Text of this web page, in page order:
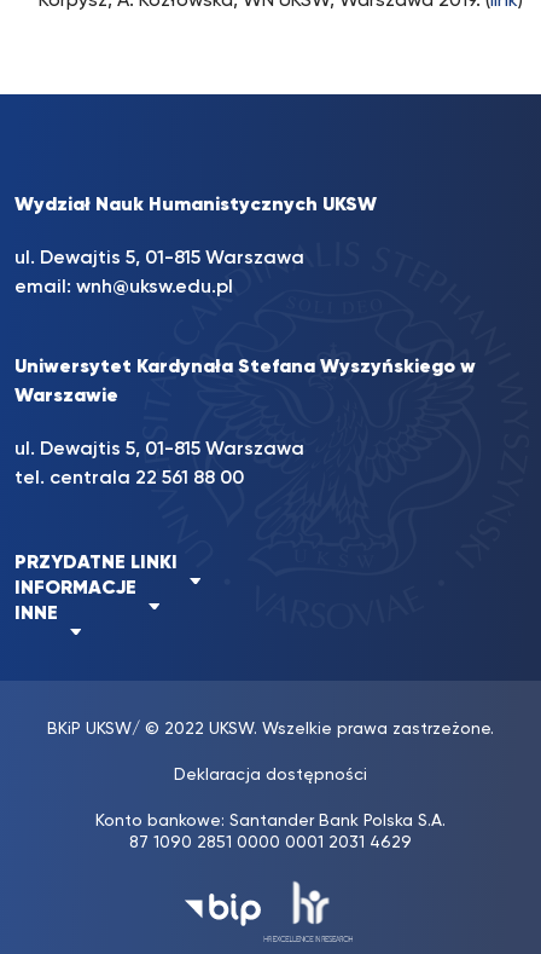
Wydział Nauk Humanistycznych UKSW
ul. Dewajtis 5, 01-815 Warszawa
email: wnh@uksw.edu.pl
Uniwersytet Kardynała Stefana Wyszyńskiego w
Warszawie
ul. Dewajtis 5, 01-815 Warszawa
tel. centrala 22 561 88 00
PRZYDATNE LINKI
INFORMACJE
INNE
BKiP UKSW/ © 2022 UKSW. Wszelkie prawa zastrzeżone.
Deklaracja dostępności
Konto bankowe: Santander Bank Polska S.A.
87 1090 2851 0000 0001 2031 4629